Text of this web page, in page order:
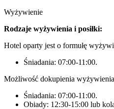
Wyżywienie
Rodzaje wyżywienia i posiłki:
Hotel oparty jest o formułę
Śniadania: 07:00-11:00.
Możliwość dokupienia
Śniadania: 07:00-11:00.
Obiady: 12:30-15:00 lub